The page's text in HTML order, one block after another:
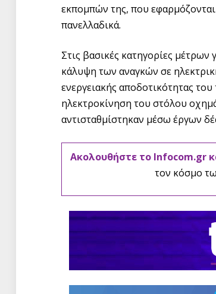
εκπομπών της, που
πανελλαδικά.
Στις βασικές κατηγορίες μέτρων
κάλυψη των αναγκών σε
ενεργειακής αποδοτικότητας
ηλεκτροκίνηση του στόλου
αντισταθμίστηκαν μέσω έργων
Ακολουθήστε το Infocom.gr
τον κόσμο